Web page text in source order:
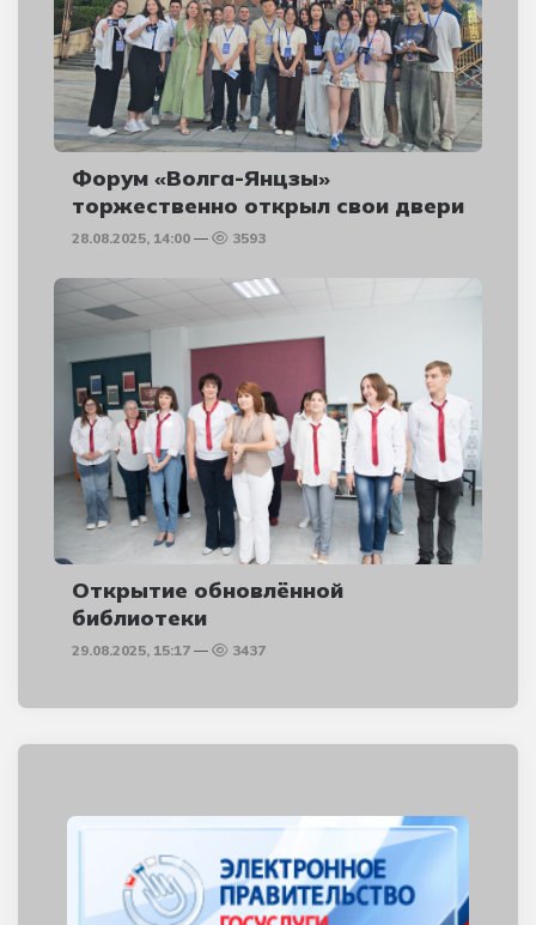
Форум «Волга-Янцзы»
торжественно открыл свои двери
28.08.2025, 14:00 3593
Открытие обновлённой
библиотеки
29.08.2025, 15:17 3437